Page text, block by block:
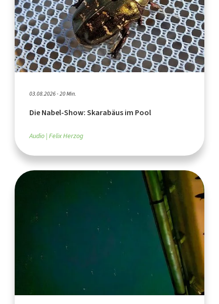
03.08.2026 - 20 Min.
Die Nabel-Show: Skarabäus im Pool
Audio Felix Herzog